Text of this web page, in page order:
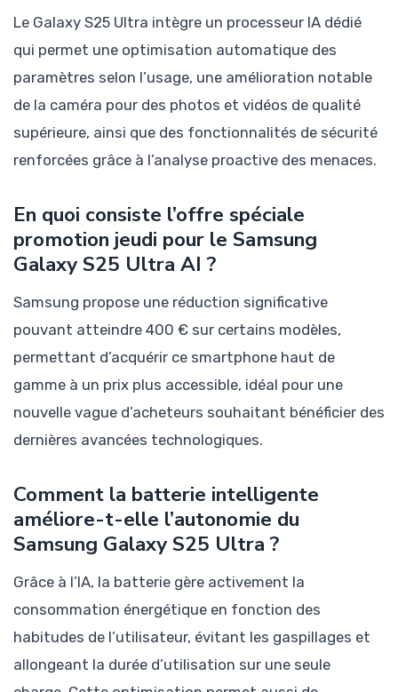
Le Galaxy S25 Ultra intègre un processeur IA dédié
qui permet une optimisation automatique des
paramètres selon l’usage, une amélioration notable
de la caméra pour des photos et vidéos de qualité
supérieure, ainsi que des fonctionnalités de sécurité
renforcées grâce à l’analyse proactive des menaces.
En quoi consiste l’offre spéciale
promotion jeudi pour le Samsung
Galaxy S25 Ultra AI ?
Samsung propose une réduction significative
pouvant atteindre 400 € sur certains modèles,
permettant d’acquérir ce smartphone haut de
gamme à un prix plus accessible, idéal pour une
nouvelle vague d’acheteurs souhaitant bénéficier des
dernières avancées technologiques.
Comment la batterie intelligente
améliore-t-elle l’autonomie du
Samsung Galaxy S25 Ultra ?
Grâce à l’IA, la batterie gère activement la
consommation énergétique en fonction des
habitudes de l’utilisateur, évitant les gaspillages et
allongeant la durée d’utilisation sur une seule